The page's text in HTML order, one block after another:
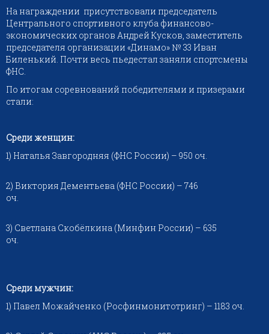
На награждении присутствовали председатель
Центрального спортивного клуба финансово-
экономических органов Андрей Кусков, заместитель
председателя организации «Динамо» № 33 Иван
Биленький. Почти весь пьедестал заняли спортсмены
ФНС.
По итогам соревнований победителями и призерами
стали:
Среди женщин:
1) Наталья Завгородняя (ФНС России) – 950 оч.
2) Виктория Дементьева (ФНС России) – 746
оч.
3) Светлана Скобёлкина (Минфин России) – 635
оч.
Среди мужчин:
1) Павел Можайченко (Росфинмонитотринг) – 1183 оч.